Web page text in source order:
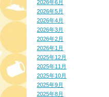
2026年6月
2026年5月
2026年4月
2026年3月
2026年2月
2026年1月
2025年12月
2025年11月
2025年10月
2025年9月
2025年8月